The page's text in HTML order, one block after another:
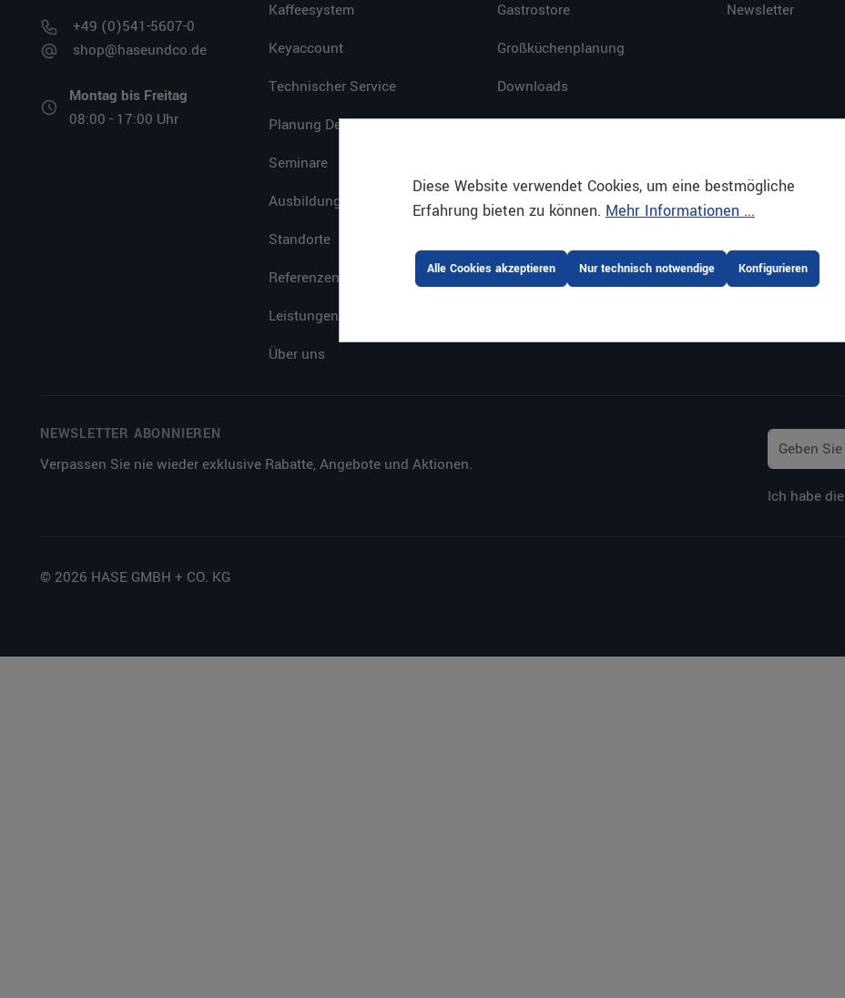
+49 (0)541-5607-0
shop@haseundco.de
Montag bis Freitag
08:00 - 17:00 Uhr
Kaffeesystem
Keyaccount
Technischer Service
Planung Design
Seminare
Ausbildung
Standorte
Referenzen
Leistungen
Über uns
Gastrostore
Großküchenplanung
Downloads
Küche mit System
Newsletter
NEWSLETTER ABONNIEREN
Verpassen Sie nie wieder exklusive Rabatte, Angebote und Aktionen.
Ich habe die
© 2026 HASE GMBH + CO. KG
Diese Website verwendet Cookies, um eine bestmögliche
Erfahrung bieten zu können. Mehr Informationen ...
Nur technisch notwendige Konfigurieren
Alle Cookies akzeptieren